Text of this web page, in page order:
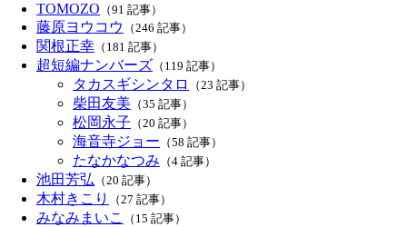
TOMOZO （91 記事）
藤原ヨウコウ （246 記事）
関根正幸 （181 記事）
超短編ナンバーズ （119 記事）
タカスギシンタロ （23 記事）
柴田友美 （35 記事）
松岡永子 （20 記事）
海音寺ジョー （58 記事）
たなかなつみ （4 記事）
池田芳弘 （20 記事）
木村きこり （27 記事）
みなみまいこ （15 記事）